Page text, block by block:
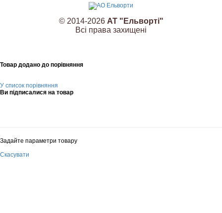
© 2014-2026 АТ "Ельворті"
Всі права захищені
Товар додано до порівняння
У список порівняння
Ви підписалися на товар
Задайте параметри товару
Скасувати